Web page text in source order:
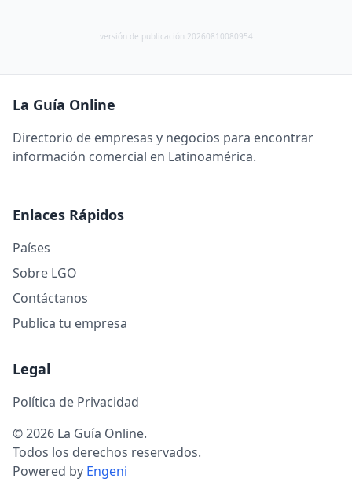
versión de publicación 20260810080954
La Guía Online
Directorio de empresas y negocios para encontrar
información comercial en Latinoamérica.
Enlaces Rápidos
Países
Sobre LGO
Contáctanos
Publica tu empresa
Legal
Política de Privacidad
© 2026 La Guía Online.
Todos los derechos reservados.
Powered by Engeni